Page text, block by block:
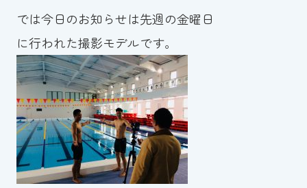
Tel.098-863-7264
平日 9:00～22:00｜土祝 9:00～21:00
メールでお問い合わせ
スイミングスクールの
体験申し込みはこちら!
では今日のお知らせは先週の金曜日
に行われた撮影モデルです。